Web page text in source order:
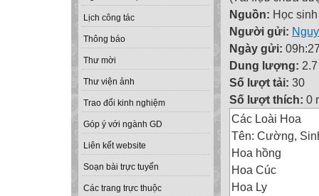
Lịch công tác
Thông báo
Thư mời
Thư viện ảnh
Trao đổi kinh nghiệm
Góp ý với ngành GD
Liên kết website
Soạn bài trực tuyến
Các trang trực thuộc
Nguồn: Học
Người gửi:
Ngày gửi:
Dung lượng:
Số lượt tải: 30
Số lượt thích: 0
Các Loài Hoa
Tên: Cường,
Hoa hồng
Hoa Cúc
Hoa Ly